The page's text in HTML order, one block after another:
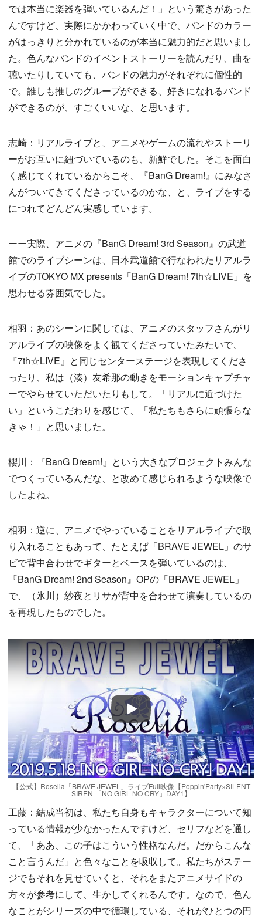
では本当に楽器を弾いているんだ！」という驚きがあった
んですけど、実際にかかわっていく中で、バンドのカラー
がはっきりと分かれているのが本当に魅力的だと思いまし
た。色んなバンドのイベントストーリーを読んだり、曲を
聴いたりしていても、バンドの魅力がそれぞれに個性的
で。誰しも推しのグループができる、好きになれるバンド
ができるのが、すごくいいな、と思います。
志崎：リアルライブと、アニメやゲームの流れやストーリ
ーがお互いに紐づいているのも、新鮮でした。そこを面白
く感じてくれているからこそ、『BanG Dream!』にみなさ
んがついてきてくださっているのかな、と、ライブをする
につれてどんどん実感しています。
ーー実際、アニメの『BanG Dream! 3rd Season』の武道
館でのライブシーンは、日本武道館で行なわれたリアルラ
イブのTOKYO MX presents「BanG Dream! 7th☆LIVE」を
思わせる雰囲気でした。
相羽：あのシーンに関しては、アニメのスタッフさんがリ
アルライブの映像をよく観てくださっていたみたいで、
『7th☆LIVE』と同じセンターステージを表現してくださ
ったり、私は（湊）友希那の動きをモーションキャプチャ
ーでやらせていただいたりもして。「リアルに近づけた
い」というこだわりを感じて、「私たちもさらに頑張らな
きゃ！」と思いました。
櫻川：『BanG Dream!』という大きなプロジェクトみんな
でつくっているんだな、と改めて感じられるような映像で
したよね。
相羽：逆に、アニメでやっていることをリアルライブで取
り入れることもあって、たとえば「BRAVE JEWEL」のサ
ビで背中合わせでギターとベースを弾いているのは、
『BanG Dream! 2nd Season』OPの「BRAVE JEWEL」
で、（氷川）紗夜とリサが背中を合わせて演奏しているの
を再現したものでした。
Play
【公式】Roselia「BRAVE JEWEL」ライブFull映像【Poppin'Party×SILENT
SIREN 「NO GIRL NO CRY」DAY1】
工藤：結成当初は、私たち自身もキャラクターについて知
っている情報が少なかったんですけど、セリフなどを通し
て、「ああ、この子はこういう性格なんだ。だからこんな
こと言うんだ」と色々なことを吸収して。私たちがステー
ジでもそれを見せていくと、それをまたアニメサイドの
方々が参考にして、生かしてくれるんです。なので、色ん
なことがシリーズの中で循環している、それがひとつの円